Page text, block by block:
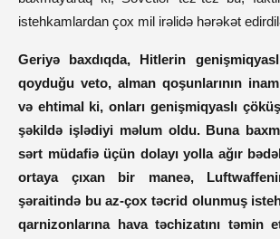
istehkamlardan çox mil irəlidə hərəkət
Geriyə baxdıqda, Hitlerin
qoyduğu veto, alman qoşunlarının
və ehtimal ki, onları genişmiqyaslı
şəkildə işlədiyi məlum oldu. Buna
sərt müdafiə üçün dolayı yolla ağır
ortaya çıxan bir maneə,
şəraitində bu az-çox təcrid olunmuş
qarnizonlarına hava təchizatını təmin